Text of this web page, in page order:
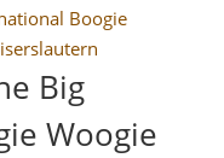
Big
Woogie